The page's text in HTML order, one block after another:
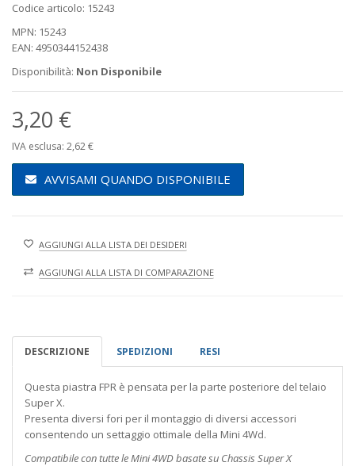
Codice articolo: 15243
MPN: 15243
EAN: 4950344152438
Disponibilità: Non Disponibile
3,20 €
IVA esclusa: 2,62 €
AVVISAMI QUANDO DISPONIBILE
AGGIUNGI ALLA LISTA DEI DESIDERI
AGGIUNGI ALLA LISTA DI COMPARAZIONE
DESCRIZIONE SPEDIZIONI RESI
Questa piastra FPR è pensata per la parte posteriore del telaio
Super X.
Presenta diversi fori per il montaggio di diversi accessori
consentendo un settaggio ottimale della Mini 4Wd.
Compatibile con tutte le Mini 4WD basate su Chassis Super X